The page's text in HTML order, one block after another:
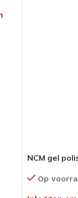
Nagelbeugel
Mesjes &
Pleisters &
NCM gel
Op